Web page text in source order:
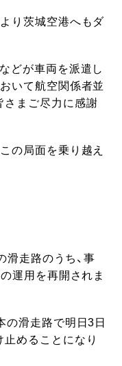
り茨城空港へもダ
どが車両を派遣し
いて航空関係者並
さまご尽力に感謝
の局面を乗り越え
走路のうち、事
運用を再開されま
の滑走路で明日3日
めることになり